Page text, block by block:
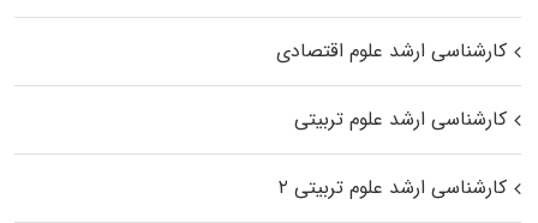
کارشناسی ارشد علوم اقتصادی
کارشناسی ارشد علوم تربیتی
کارشناسی ارشد علوم تربیتی ۲